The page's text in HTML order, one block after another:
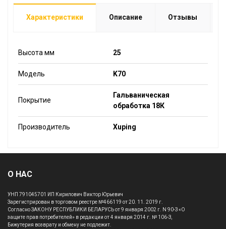
Характеристики Описание Отзывы
Высота мм 25
Модель K70
Покрытие
Гальваническая
обработка 18К
Производитель Xuping
О НАС
УНП 791045701 ИП Кирилович Виктор Юрьевич
Зарегистрирован в торговом реестре №466119 от 20. 11. 2019 г.
Согласно ЗАКОНУ РЕСПУБЛИКИ БЕЛАРУСЬ от 9 января 2002 г. N 90-З «О
защите прав потребителей» в редакции от 4 января 2014 г. № 106-З,
Бижутерия возврату и обмену не подлежит.